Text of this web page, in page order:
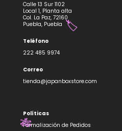
Calle 13 Sur 1102
Local 1, Planta alta
Col. La Paz, 72160
Puebla, Puebla
Teléfono
222 485 9974
Correo
tienda@japanboxstore.com
Políticas
Formalización de Pedidos